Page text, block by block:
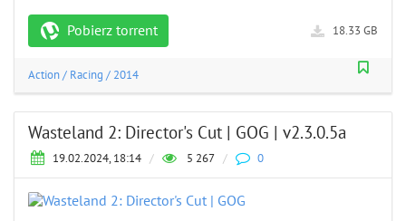
Pobierz torrent 18.33 GB
Action/ Racing / 2014
Wasteland 2: Director's Cut | GOG | v2.3.0.5а
19.02.2024, 18:14 / 5 267 / 0